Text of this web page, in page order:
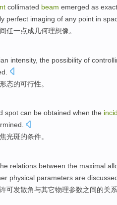
collimated beam emerged as
perfect imaging of any point in
任一点成几何理想像。
intensity, the possibility of
形态的可行性。
spot can be obtained when the
.
光斑的条件。
relations between the maximal
physical parameters are
许可发散角与其它物理参数之间的关系